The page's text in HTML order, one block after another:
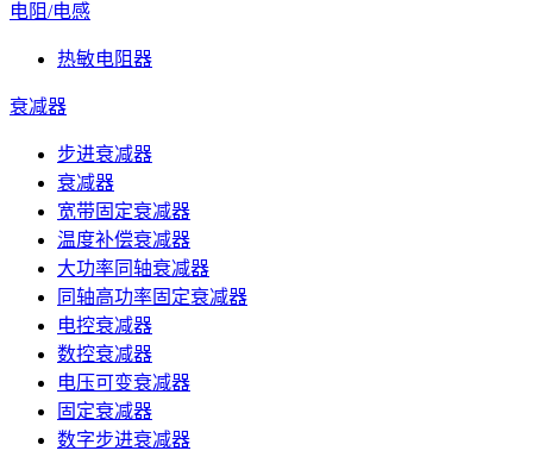
电阻/电感
热敏电阻器
衰减器
步进衰减器
衰减器
宽带固定衰减器
温度补偿衰减器
大功率同轴衰减器
同轴高功率固定衰减器
电控衰减器
数控衰减器
电压可变衰减器
固定衰减器
数字步进衰减器